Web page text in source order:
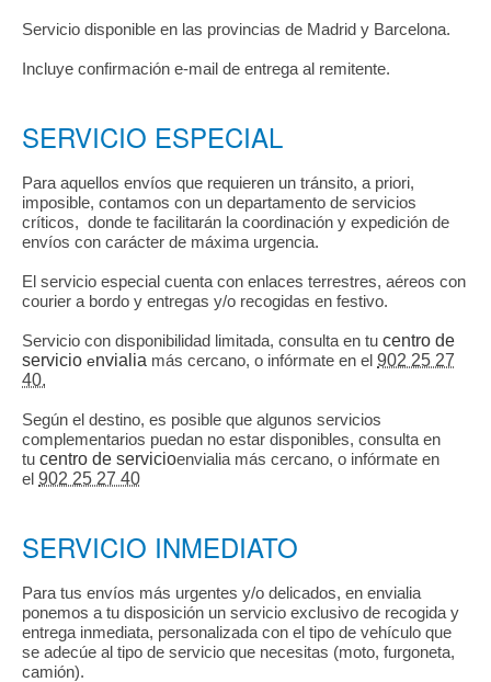
Servicio disponible en las provincias de Madrid y Barcelona.
Incluye confirmación e-mail de entrega al remitente.
SERVICIO ESPECIAL
Para aquellos envíos que requieren un tránsito, a priori,
imposible, contamos con un departamento de servicios
críticos, donde te facilitarán la coordinación y expedición de
envíos con carácter de máxima urgencia.
El servicio especial cuenta con enlaces terrestres, aéreos con
courier a bordo y entregas y/o recogidas en festivo.
Servicio con disponibilidad limitada, consulta en tu centro de
servicio envialia más cercano, o infórmate en el 902 25 27
40.
Según el destino, es posible que algunos servicios
complementarios puedan no estar disponibles, consulta en
tu centro de servicioenvialia más cercano, o infórmate en
el 902 25 27 40
SERVICIO INMEDIATO
Para tus envíos más urgentes y/o delicados, en envialia
ponemos a tu disposición un servicio exclusivo de recogida y
entrega inmediata, personalizada con el tipo de vehículo que
se adecúe al tipo de servicio que necesitas (moto, furgoneta,
camión).